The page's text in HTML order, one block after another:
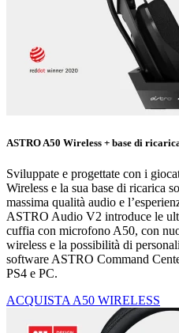
ASTRO A50 Wireless + base di
Sviluppate e progettate con i
Wireless e la sua base di ricarica
massima qualità audio e
ASTRO Audio V2 introduce le
cuffia con microfono A50, con
wireless e la possibilità di
software ASTRO Command
PS4 e PC.
ACQUISTA A50 WIRELESS